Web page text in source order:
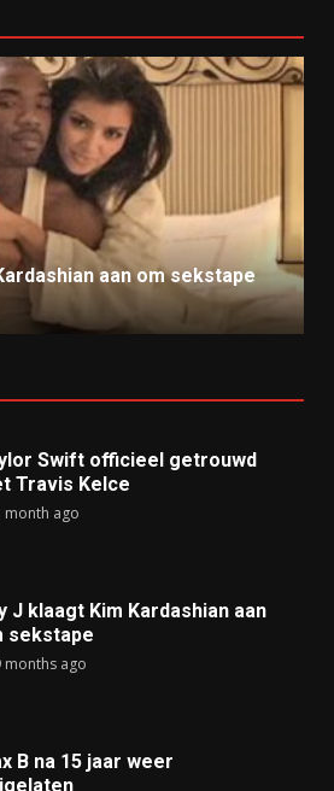
aan om sekstape
Swift officieel getrouwd
Travis Kelce
month ago
J klaagt Kim Kardashian aan
sekstape
months ago
B na 15 jaar weer